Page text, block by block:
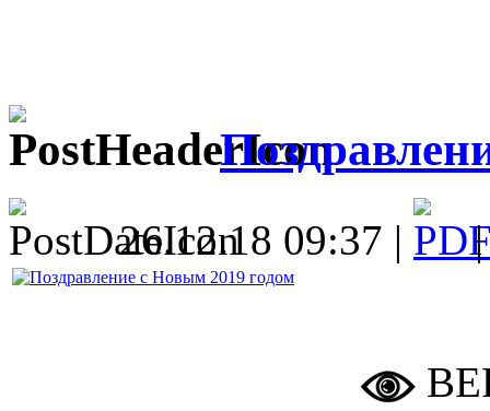
26.12.18 09:37 |